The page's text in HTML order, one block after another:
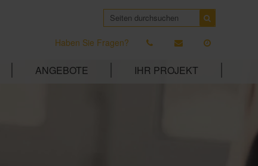
Haben Sie Fragen?
ANGEBOTE IHR PROJEKT